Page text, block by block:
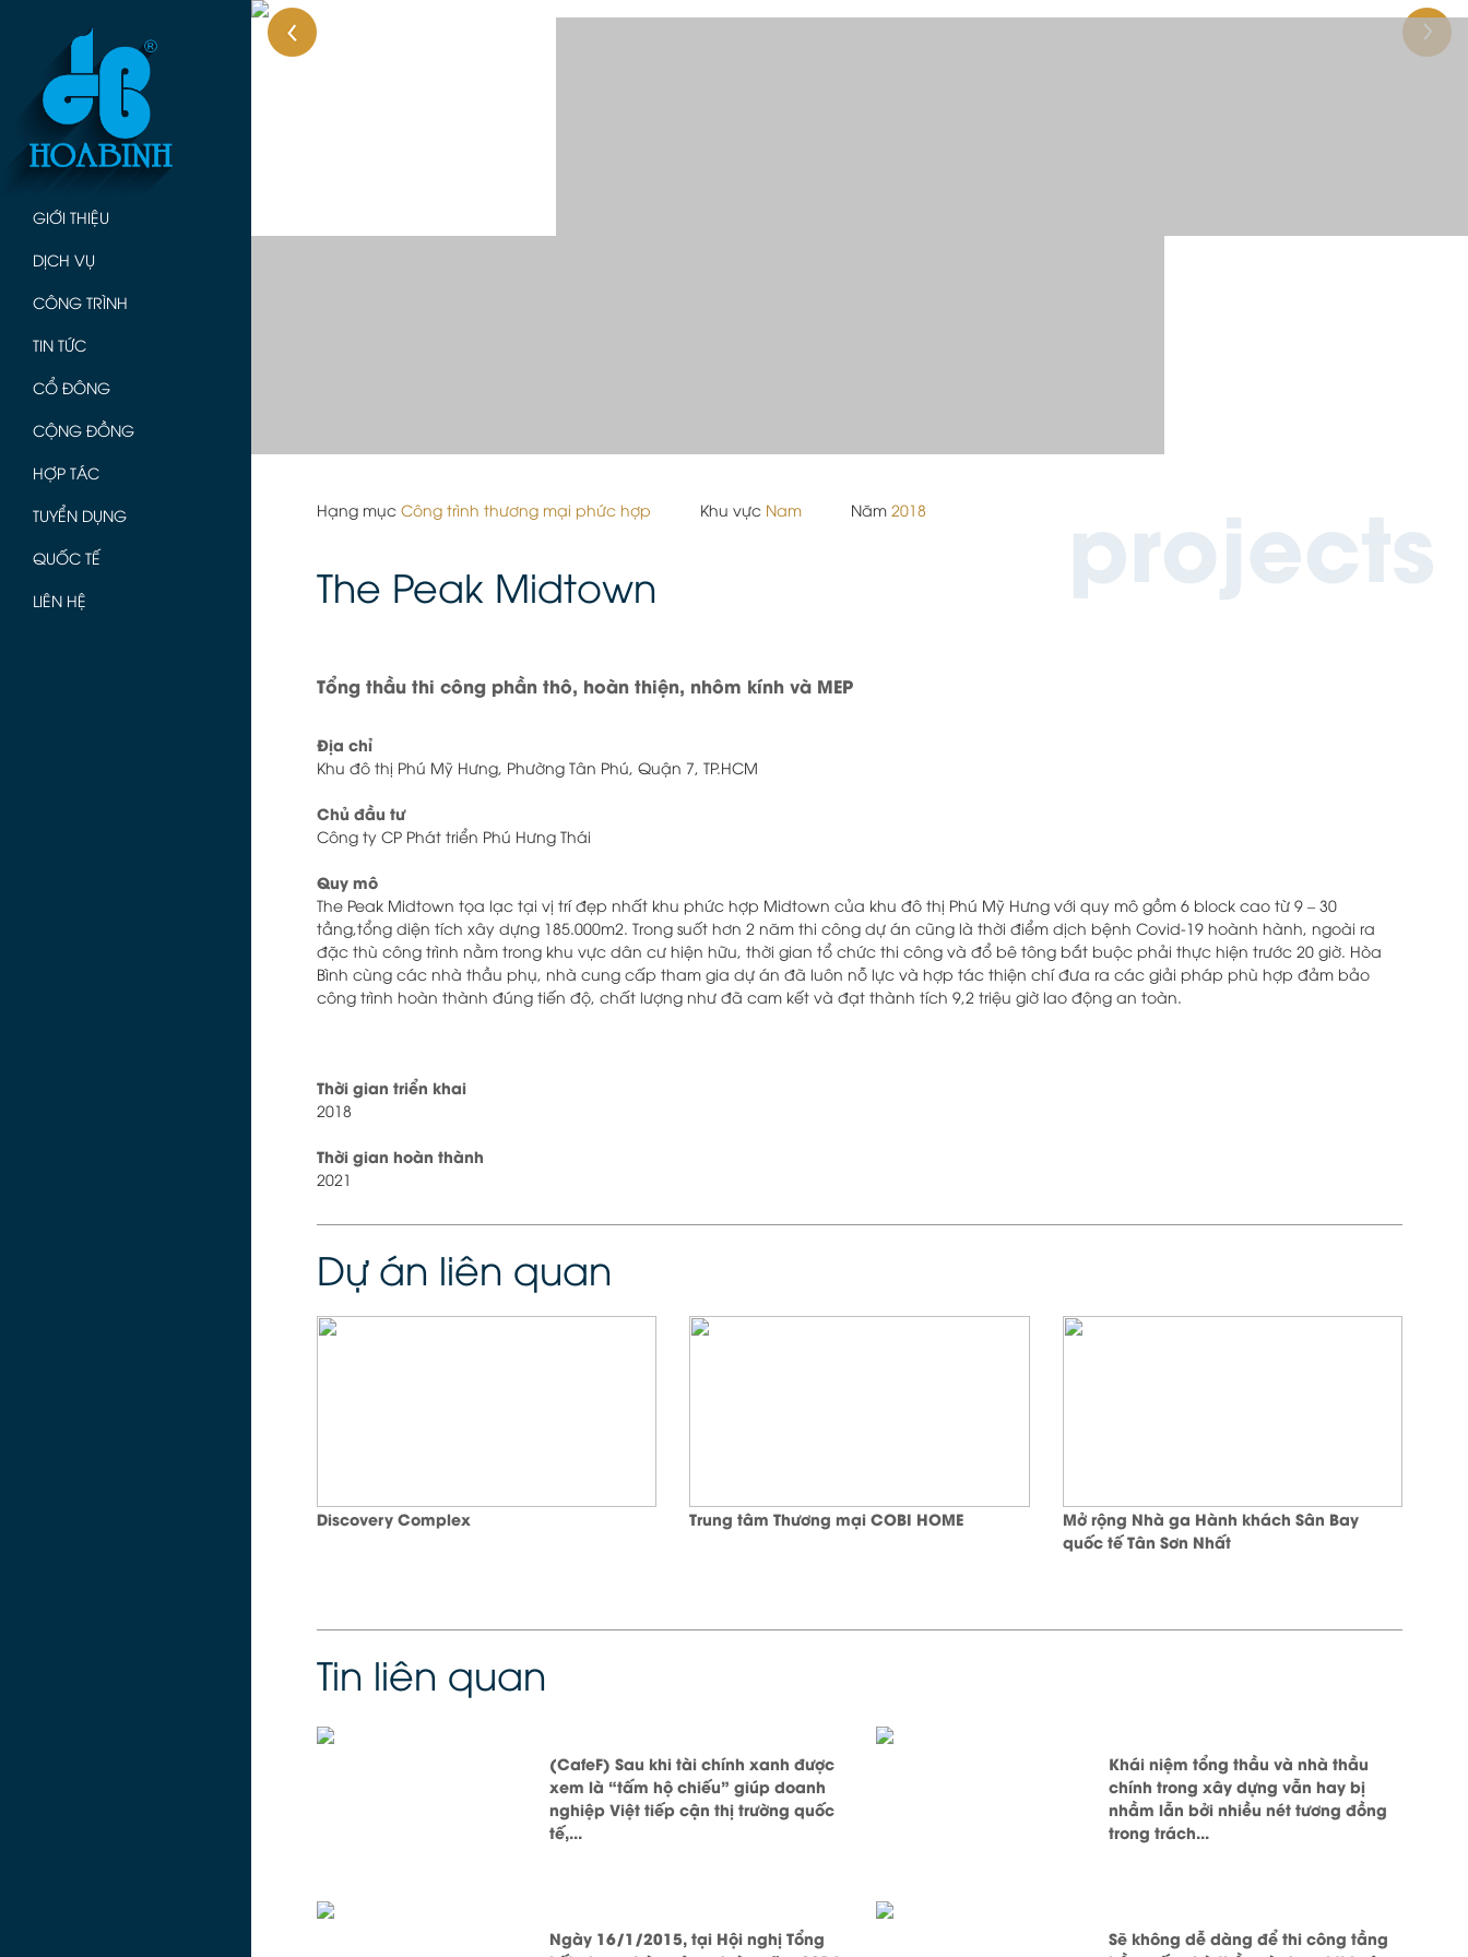
GIỚI THIỆU
DỊCH VỤ
CÔNG TRÌNH
TIN TỨC
CỔ ĐÔNG
CỘNG ĐỒNG
HỢP TÁC
TUYỂN DỤNG
QUỐC TẾ
LIÊN HỆ
Hạng mục Công trình thương mại phức hợp Khu vực Nam Năm 2018 projects
The Peak Midtown
Tổng thầu thi công phần thô, hoàn thiện, nhôm kính và MEP
Địa chỉ
Khu đô thị Phú Mỹ Hưng, Phường Tân Phú, Quận 7, TP.HCM
Chủ đầu tư
Công ty CP Phát triển Phú Hưng Thái
Quy mô
The Peak Midtown tọa lạc tại vị trí đẹp nhất khu phức hợp Midtown của khu đô thị Phú Mỹ Hưng với quy mô gồm 6 block cao từ 9 – 30
tầng,tổng diện tích xây dựng 185.000m2. Trong suốt hơn 2 năm thi công dự án cũng là thời điểm dịch bệnh Covid-19 hoành hành, ngoài ra
đặc thù công trình nằm trong khu vực dân cư hiện hữu, thời gian tổ chức thi công và đổ bê tông bắt buộc phải thực hiện trước 20 giờ. Hòa
Bình cùng các nhà thầu phụ, nhà cung cấp tham gia dự án đã luôn nỗ lực và hợp tác thiện chí đưa ra các giải pháp phù hợp đảm bảo
công trình hoàn thành đúng tiến độ, chất lượng như đã cam kết và đạt thành tích 9,2 triệu giờ lao động an toàn.
Thời gian triển khai
2018
Thời gian hoàn thành
2021
Dự án liên quan
Discovery Complex Trung tâm Thương mại COBI HOME
Mở rộng Nhà ga Hành khách Sân Bay
quốc tế Tân Sơn Nhất
Tin liên quan
(CafeF) Sau khi tài chính xanh được
xem là “tấm hộ chiếu” giúp doanh
nghiệp Việt tiếp cận thị trường quốc
tế,...
Khái niệm tổng thầu và nhà thầu
chính trong xây dựng vẫn hay bị
nhầm lẫn bởi nhiều nét tương đồng
trong trách...
Ngày 16/1/2015, tại Hội nghị Tổng
Sẽ không dễ dàng để thi công tầng